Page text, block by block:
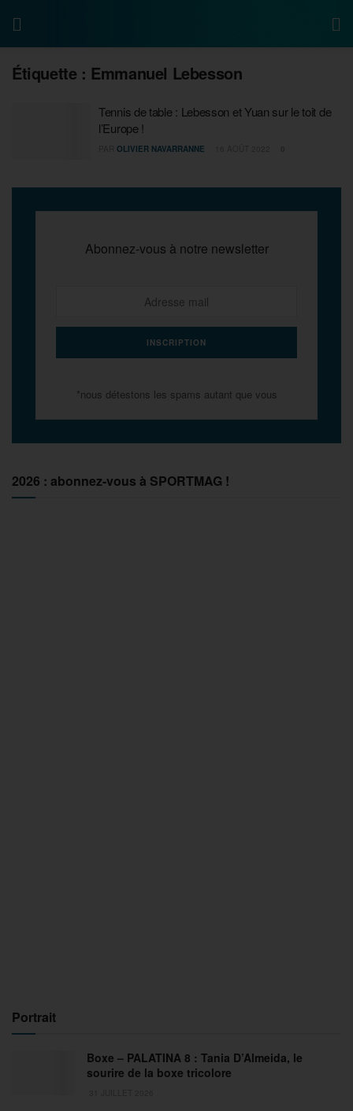
Étiquette : Emmanuel Lebesson
Tennis de table : Lebesson et Yuan sur le toit de
l’Europe !
OLIVIER NAVARRANNE
Abonnez-vous à notre newsletter
*nous détestons les spams autant que vous
2026 : abonnez-vous à SPORTMAG !
Portrait
Boxe – PALATINA 8 : Tania D’Almeida, le
sourire de la boxe tricolore